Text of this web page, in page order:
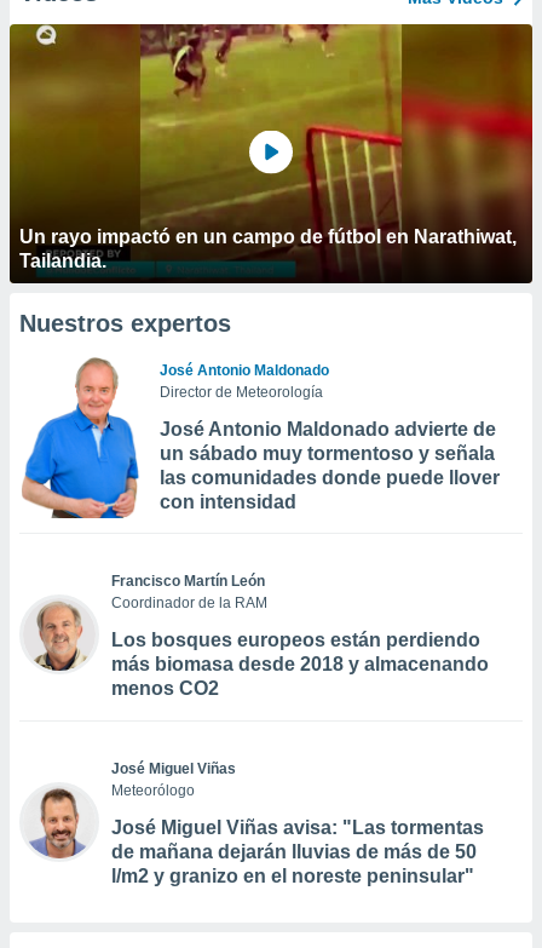
Un rayo impactó en un campo de fútbol en Narathiwat,
Tailandia.
Nuestros expertos
José Antonio Maldonado
Director de Meteorología
José Antonio Maldonado advierte de
un sábado muy tormentoso y señala
las comunidades donde puede llover
con intensidad
Francisco Martín León
Coordinador de la RAM
Los bosques europeos están perdiendo
más biomasa desde 2018 y almacenando
menos CO2
José Miguel Viñas
Meteorólogo
José Miguel Viñas avisa: "Las tormentas
de mañana dejarán lluvias de más de 50
l/m2 y granizo en el noreste peninsular"